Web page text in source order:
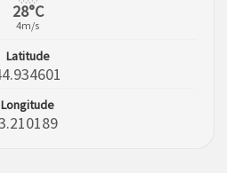
28°C
4m/s
Latitude
Longitude